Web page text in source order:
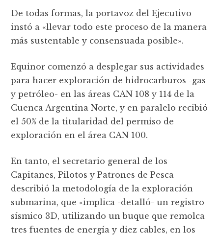
De todas formas, la portavoz del Ejecutivo
instó a «llevar todo este proceso de la manera
más sustentable y consensuada posible».
Equinor comenzó a desplegar sus actividades
para hacer exploración de hidrocarburos -gas
y petróleo- en las áreas CAN 108 y 114 de la
Cuenca Argentina Norte, y en paralelo recibió
el 50% de la titularidad del permiso de
exploración en el área CAN 100.
En tanto, el secretario general de los
Capitanes, Pilotos y Patrones de Pesca
describió la metodología de la exploración
submarina, que «implica -detalló- un registro
sísmico 3D, utilizando un buque que remolca
tres fuentes de energía y diez cables, en los